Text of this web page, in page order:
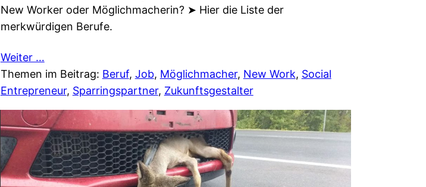
New Worker oder Möglichmacherin? ➤ Hier die Liste der
merkwürdigen Berufe.
Weiter …
Themen im Beitrag: Beruf, Job, Möglichmacher, New Work, Social
Entrepreneur, Sparringspartner, Zukunftsgestalter